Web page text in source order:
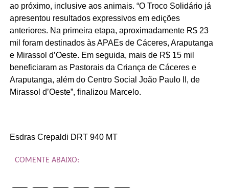
ao próximo, inclusive aos animais. “O Troco Solidário já
apresentou resultados expressivos em edições
anteriores. Na primeira etapa, aproximadamente R$ 23
mil foram destinados às APAEs de Cáceres, Araputanga
e Mirassol d’Oeste. Em seguida, mais de R$ 15 mil
beneficiaram as Pastorais da Criança de Cáceres e
Araputanga, além do Centro Social João Paulo II, de
Mirassol d’Oeste”, finalizou Marcelo.
Esdras Crepaldi DRT 940 MT
COMENTE ABAIXO: